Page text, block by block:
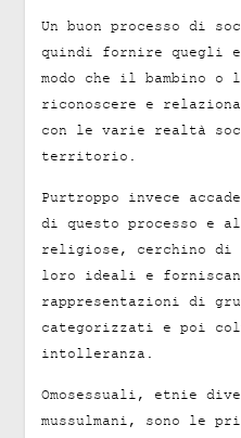
Un buon processo di
quindi fornire quegli
modo che il bambino o
riconoscere e
con le varie realtà
territorio.
Purtroppo invece
di questo processo e
religiose, cerchino
loro ideali e
rappresentazioni di
categorizzati e poi
intolleranza.
Omosessuali, etnie
mussulmani, sono le